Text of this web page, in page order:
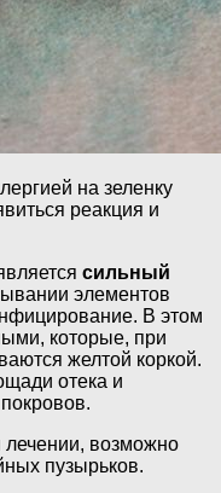
на зеленку
реакция и
сильный
элементов
В этом
которые, при
желтой коркой.
отека и
лечении, возможно
пузырьков.